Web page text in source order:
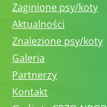
Zaginione psy/koty
Aktualności
Znalezione psy/koty
Galeria
Partnerzy
Kontakt